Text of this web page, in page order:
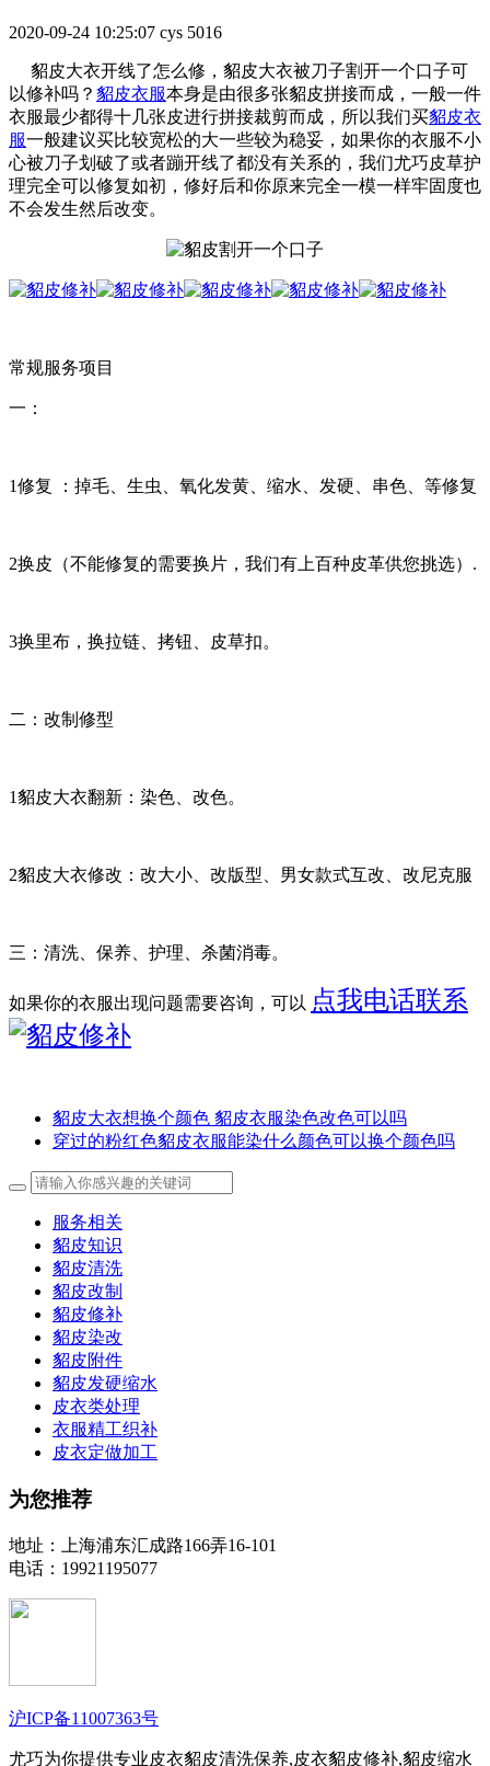
2020-09-24 10:25:07 cys 5016
貂皮大衣开线了怎么修，貂皮大衣被刀子割开一个口子可
以修补吗？ 貂皮衣服本身是由很多张貂皮拼接而成，一般一件
衣服最少都得十几张皮进行拼接裁剪而成，所以我们买貂皮衣
服一般建议买比较宽松的大一些较为稳妥，如果你的衣服不小
心被刀子划破了或者蹦开线了都没有关系的，我们尤巧皮草护
理完全可以修复如初，修好后和你原来完全一模一样牢固度也
不会发生然后改变。
常规服务项目
一：
1修复 ：掉毛、生虫、氧化发黄、缩水、发硬、串色、等修复
2换皮（不能修复的需要换片，我们有上百种皮革供您挑选）.
3换里布，换拉链、拷钮、皮草扣。
二：改制修型
1貂皮大衣翻新：染色、改色。
2貂皮大衣修改：改大小、改版型、男女款式互改、改尼克服
三：清洗、保养、护理、杀菌消毒。
如果你的衣服出现问题需要咨询，可以 点我电话联系
貂皮大衣想换个颜色 貂皮衣服染色改色可以吗
穿过的粉红色貂皮衣服能染什么颜色可以换个颜色吗
服务相关
貂皮知识
貂皮清洗
貂皮改制
貂皮修补
貂皮染改
貂皮附件
貂皮发硬缩水
皮衣类处理
衣服精工织补
皮衣定做加工
为您推荐
地址：上海浦东汇成路166弄16-101
电话：19921195077
沪ICP备11007363号
尤巧为你提供专业皮衣貂皮清洗保养,皮衣貂皮修补,貂皮缩水